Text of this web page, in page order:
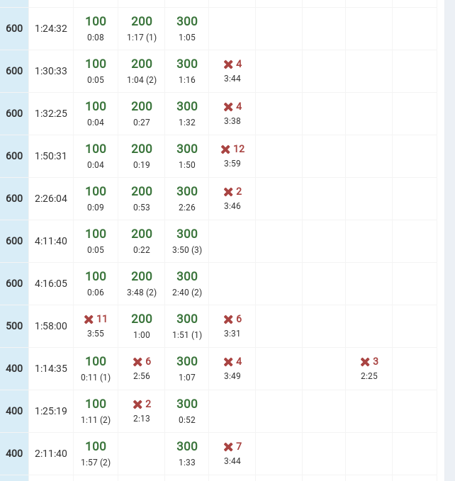
600 1:24:32 100
0:08
200
1:17 (1)
300
1:05
600 1:30:33 100
0:05
200
1:04 (2)
300
1:16
4
3:44
600 1:32:25 100
0:04
200
0:27
300
1:32
4
3:38
600 1:50:31 100
0:04
200
0:19
300
1:50
12
3:59
600 2:26:04 100
0:09
200
0:53
300
2:26
2
3:46
600 4:11:40 100
0:05
200
0:22
300
3:50 (3)
600 4:16:05 100
0:06
200
3:48 (2)
300
2:40 (2)
500 1:58:00
11
3:55
200
1:00
300
1:51 (1)
6
3:31
400 1:14:35 100
0:11 (1)
6
2:56
300
1:07
4
3:49
3
2:25
400 1:25:19 100
1:11 (2)
2
2:13
300
0:52
400 2:11:40 100
1:57 (2)
300
1:33
7
3:44